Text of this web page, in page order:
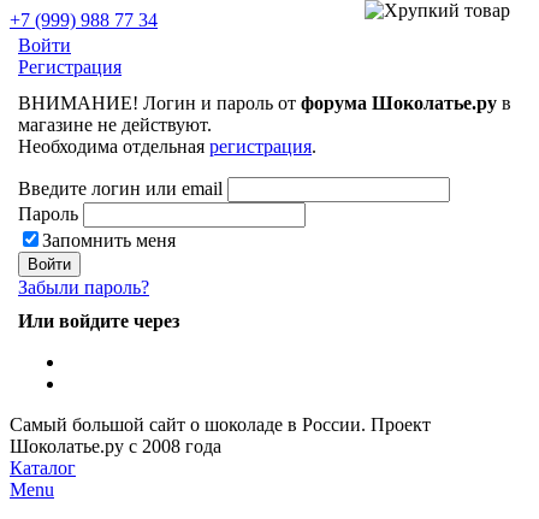
+7 (999) 988 77 34
Войти
Регистрация
ВНИМАНИЕ! Логин и пароль от форума Шоколатье.ру в
магазине не действуют.
Необходима отдельная регистрация.
Введите логин или email
Пароль
Запомнить меня
Забыли пароль?
Или войдите через
Самый большой сайт о шоколаде в России. Проект
Шоколатье.ру с 2008 года
Каталог
Menu